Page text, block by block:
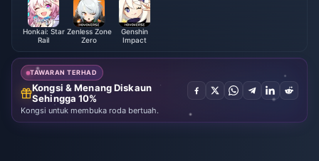
Honkai: Star
Rail
Zenless Zone
Zero
Genshin
Impact
TAWARAN TERHAD
Kongsi & Menang Diskaun
Sehingga 10%
Kongsi untuk membuka roda bertuah.